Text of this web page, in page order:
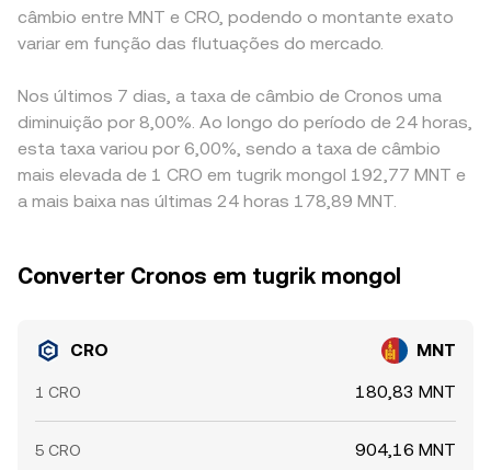
câmbio entre MNT e CRO, podendo o montante exato
variar em função das flutuações do mercado.
Nos últimos 7 dias, a taxa de câmbio de Cronos uma
diminuição por 8,00%. Ao longo do período de 24 horas,
esta taxa variou por 6,00%, sendo a taxa de câmbio
mais elevada de 1 CRO em tugrik mongol 192,77 MNT e
a mais baixa nas últimas 24 horas 178,89 MNT.
Converter Cronos em tugrik mongol
CRO MNT
1 CRO 180,83 MNT
5 CRO 904,16 MNT